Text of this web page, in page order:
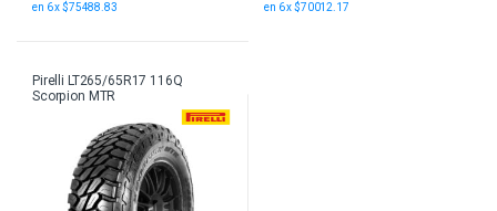
en 6 x $75488.83 en 6 x $70012.17
Pirelli LT265/65R17 116Q
Scorpion MTR